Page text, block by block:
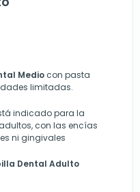
Medio con pasta
limitadas.
indicado para la
con las encías
ni gingivales
Dental Adulto